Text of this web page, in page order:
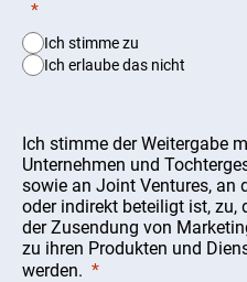
Ich stimme zu
Ich erlaube das nicht
Ich stimme der Weitergabe
Unternehmen und
sowie an Joint Ventures, an
oder indirekt beteiligt ist, zu,
der Zusendung von
zu ihren Produkten und
werden.